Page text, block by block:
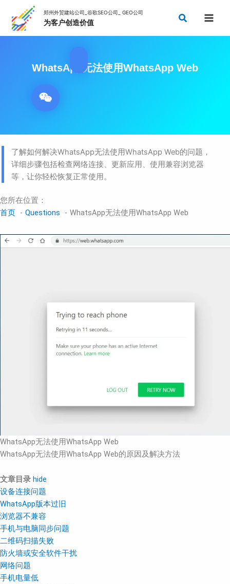
搜
WhatsApp无法使用WhatsApp Web
了解如何解决WhatsApp无法使用WhatsApp Web的问题，
详细步骤包括检查网络连接、更新应用、使用兼容浏览器
等，让你轻松恢复正常使用。
您所在位置：
首页
Questions WhatsApp无法使用WhatsApp Web
WhatsApp无法使用WhatsApp Web
WhatsApp无法使用WhatsApp Web的原因及解决方法
文章目录 hide
设备连接问题
WhatsApp版本过旧
浏览器不兼容
手机与电脑同步问题
二维码扫描失败
防火墙或安全软件干扰
网络问题
手机电量低